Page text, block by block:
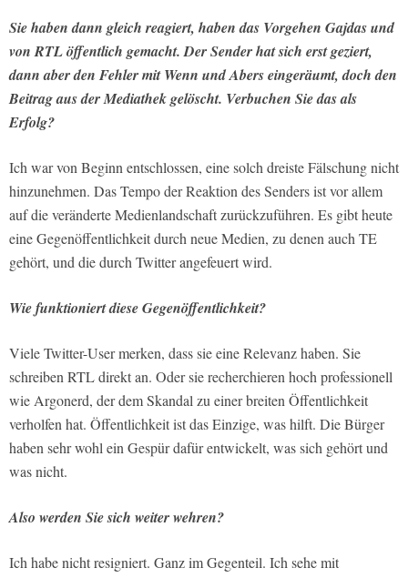
Sie haben dann gleich reagiert, haben das Vorgehen Gajdas und
von RTL öffentlich gemacht. Der Sender hat sich erst geziert,
dann aber den Fehler mit Wenn und Abers eingeräumt, doch den
Beitrag aus der Mediathek gelöscht. Verbuchen Sie das als
Erfolg?
Ich war von Beginn entschlossen, eine solch dreiste Fälschung nicht
hinzunehmen. Das Tempo der Reaktion des Senders ist vor allem
auf die veränderte Medienlandschaft zurückzuführen. Es gibt heute
eine Gegenöffentlichkeit durch neue Medien, zu denen auch TE
gehört, und die durch Twitter angefeuert wird.
Wie funktioniert diese Gegenöffentlichkeit?
Viele Twitter-User merken, dass sie eine Relevanz haben. Sie
schreiben RTL direkt an. Oder sie recherchieren hoch professionell
wie Argonerd, der dem Skandal zu einer breiten Öffentlichkeit
verholfen hat. Öffentlichkeit ist das Einzige, was hilft. Die Bürger
haben sehr wohl ein Gespür dafür entwickelt, was sich gehört und
was nicht.
Also werden Sie sich weiter wehren?
Ich habe nicht resigniert. Ganz im Gegenteil. Ich sehe mit